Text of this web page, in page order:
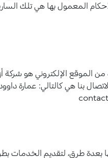
المعمول بها هي تلك
الإلكتروني هو شركة
بنا هي كالتالي: عمارة
طرق، لتقديم الخدمات